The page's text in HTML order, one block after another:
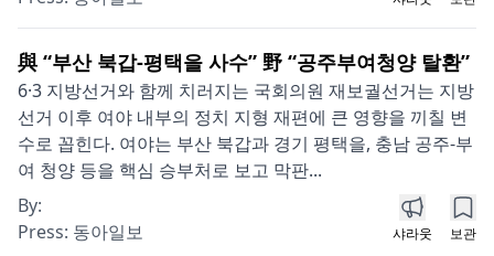
與 “부산 북갑-평택을 사수” 野 “공주부여청양 탈환”
6·3 지방선거와 함께 치러지는 국회의원 재보궐선거는 지방
선거 이후 여야 내부의 정치 지형 재편에 큰 영향을 끼칠 변
수로 꼽힌다. 여야는 부산 북갑과 경기 평택을, 충남 공주-부
여 청양 등을 핵심 승부처로 보고 막판...
By:
Press: 동아일보 샤라웃 보관